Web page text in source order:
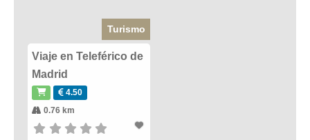
Turismo
Viaje en Teleférico de
Madrid
4.50
0.76 km